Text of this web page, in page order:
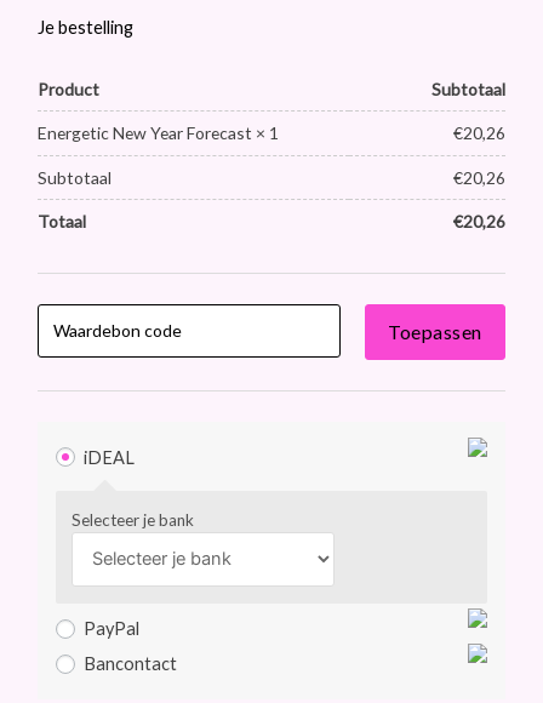
Je bestelling
Product Subtotaal
Energetic New Year Forecast × 1 €20,26
Subtotaal €20,26
Totaal €20,26
Toepassen
iDEAL
Selecteer je bank
PayPal
Bancontact